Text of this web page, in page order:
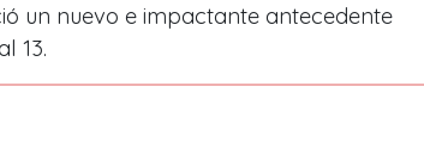
un nuevo e impactante antecedente
13.